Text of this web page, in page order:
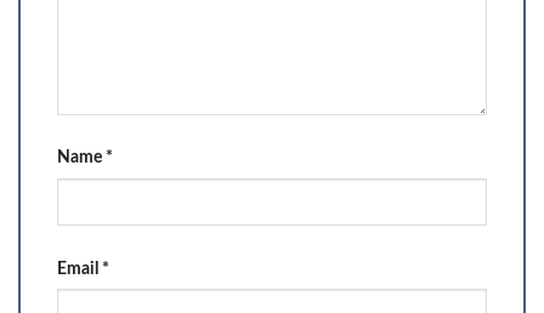
Name *
Email *